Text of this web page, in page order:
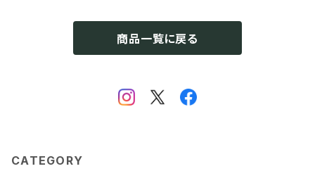
商品一覧に戻る
CATEGORY